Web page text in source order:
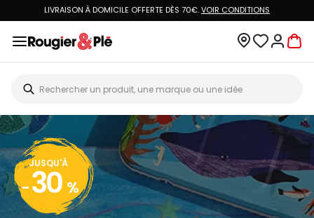
LIVRAISON À DOMICILE OFFERTE DÈS 70€.VOIR CONDITIONS
JUSQU'À
- 30 %